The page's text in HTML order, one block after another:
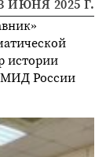
ИЮНЯ 2025 Г.
истории
МИД России